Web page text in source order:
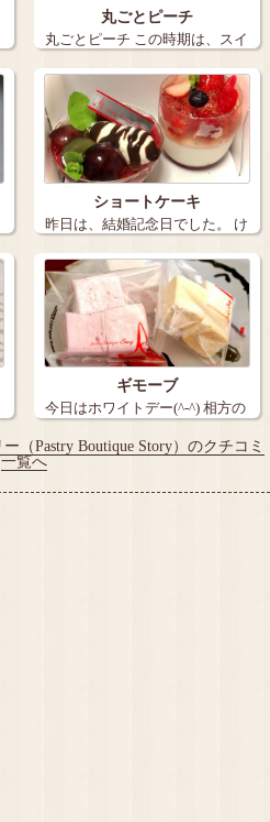
丸ごとピーチ
丸ごとピーチ この時期は、スイ
ーツの桃…
ショートケーキ
昨日は、結婚記念日でした。 け
ど今年は…
ギモーブ
今日はホワイトデー(^-^) 相方の
（Pastry Boutique Story）のクチコミ
一覧へ